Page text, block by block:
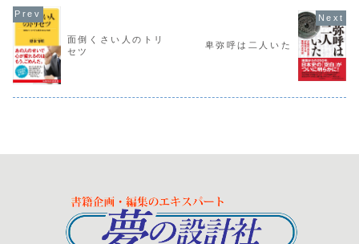
面倒くさい人のトリ
セツ
卑弥呼は二人いた